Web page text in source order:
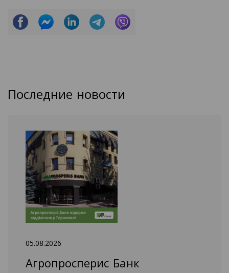
Последние новости
05.08.2026
Агропросперис Банк